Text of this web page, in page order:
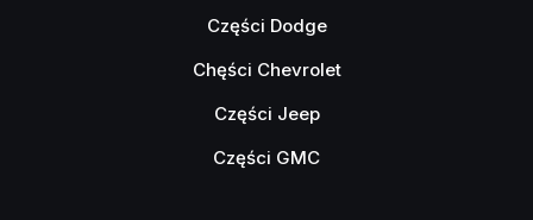
Części Dodge
Chęści Chevrolet
Części Jeep
Części GMC